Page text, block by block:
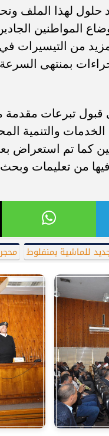
حلول لهذا الملف
المواطنين
من التيسيرات
بمنتهى
تبرعات مقدمة
والتنمية
كما تم استعراض
فيها من تعليمات
للماشية بمنفلوط